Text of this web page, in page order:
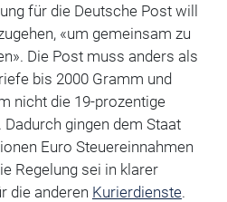
für die Deutsche Post will
«um gemeinsam zu
Die Post muss anders als
bis 2000 Gramm und
nicht die 19-prozentige
gingen dem Staat
Euro Steuereinnahmen
Regelung sei in klarer
die anderen Kurierdienste.